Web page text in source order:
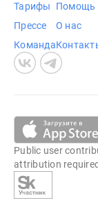
Тарифы
Прессе
Команда
Помощь
О нас
Public user
attribution required